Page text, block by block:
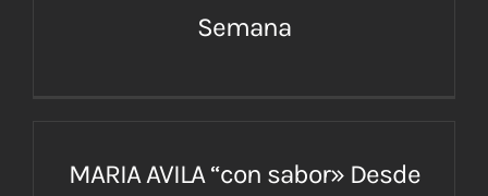
Semana
MARIA AVILA “con sabor» Desde